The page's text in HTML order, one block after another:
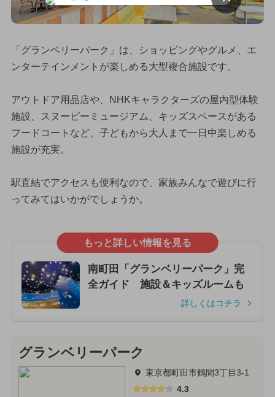
「グランベリーパーク」は、ショッピングやグルメ、エ
ンターテインメントが楽しめる大型複合施設です。
アウトドア用品店や、NHKキャラクターズの屋内型体験
施設、スヌーピーミュージアム、キッズスペースがある
フードコートなど、子どもから大人まで一日中楽しめる
施設が充実。
駅直結でアクセスも便利なので、家族みんなで遊びに行
ってみてはいかがでしょうか。
もっと詳しい情報を見る
南町田「グランベリーパーク」完
全ガイド 施設＆キッズルームも
詳しくはコチラ
グランベリーパーク
東京都町田市鶴間3丁目3-1
4.3